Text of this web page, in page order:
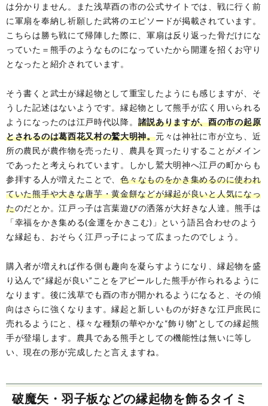
は分かりません。また浅草酉の市の公式サイトでは、戦に行く前
に軍扇を奉納し祈願した武将のエピソードが掲載されています。
こちらは勝ち戦にて帰陣した際に、軍扇は反り返った骨だけにな
っていた＝熊手のようなものになっていたから開運を招くお守り
となったと紹介されています。
そう書くと武士が縁起物として重宝したようにも感じますが、そ
うした記述はないようです。縁起物として熊手が広く用いられる
ようになったのは江戸時代以降。 諸説ありますが、酉の市の起原
とされるのは葛西花又村の鷲大明神。元々は神社に市が立ち、近
所の農民が農作物を売ったり、農具を買ったりすることがメイン
であったと考えられています。しかし鷲大明神へ江戸の町からも
参拝する人が増えたことで、色々なものをかき集めるのに使われ
ていた熊手や大きな唐芋・黄金餅などが縁起が良いと人気になっ
たのだとか。江戸っ子は言葉遊びの洒落が大好きな人達。熊手は
「幸福をかき集める(金運をかきこむ)」という語呂合わせのよう
な縁起も、おそらく江戸っ子によって広まったのでしょう。
購入者が増えれば作る側も趣向を凝らすようになり、縁起物を盛
り込んで“縁起が良い”ことをアピールした熊手が作られるように
なります。後に浅草でも酉の市が開かれるようになると、その傾
向はさらに強くなります。縁起と新しいものが好きな江戸庶民に
売れるようにと、様々な種類の華やかな“飾り物”としての縁起熊
手が登場します。農具である熊手としての機能性は無いに等し
い、現在の形が完成したと言えますね。
破魔矢・羽子板などの縁起物を飾るタイミ